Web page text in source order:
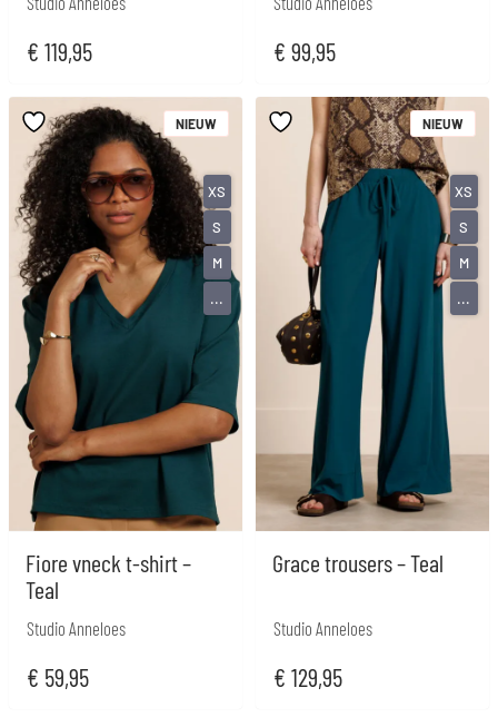
€ 119,95 € 99,95
Fiore vneck t-shirt –
Teal
Studio Anneloes
€ 59,95
NIEUW
XS
S
M
...
Grace trousers – Teal
Studio Anneloes
€ 129,95
NIEUW
XS
S
M
...